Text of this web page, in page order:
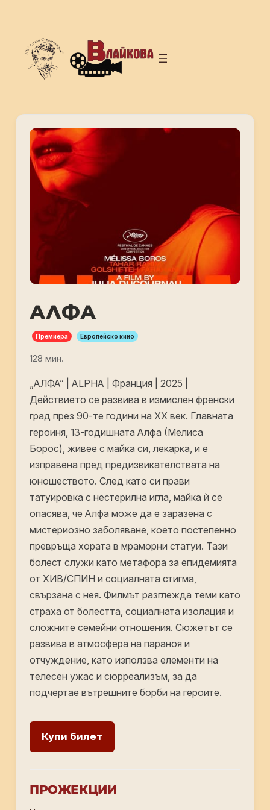
АЛФА
Премиера Европейско кино
128 мин.
„АЛФА” | ALPHA | Франция | 2025 |
Действието се развива в измислен френски
град през 90-те години на XX век. Главната
героиня, 13-годишната Алфа (Мелиса
Борос), живее с майка си, лекарка, и е
изправена пред предизвикателствата на
юношеството. След като си прави
татуировка с нестерилна игла, майка ѝ се
опасява, че Алфа може да е заразена с
мистериозно заболяване, което постепенно
превръща хората в мраморни статуи. Тази
болест служи като метафора за епидемията
от ХИВ/СПИН и социалната стигма,
свързана с нея. Филмът разглежда теми като
страха от болестта, социалната изолация и
сложните семейни отношения. Сюжетът се
развива в атмосфера на параноя и
отчуждение, като използва елементи на
телесен ужас и сюрреализъм, за да
подчертае вътрешните борби на героите.
Купи билет
ПРОЖЕКЦИИ